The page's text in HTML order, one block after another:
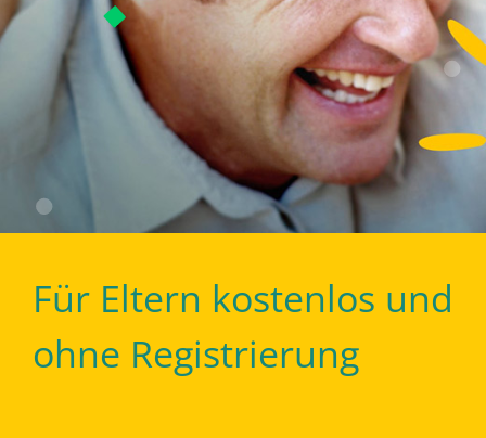
Für Eltern kostenlos und
ohne Registrierung